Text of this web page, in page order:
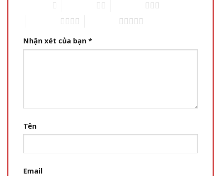
Nhận xét của bạn *
Tên
Email